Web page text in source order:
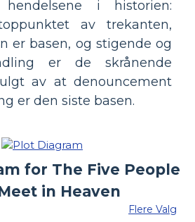
i historien:
av trekanten,
er basen, og stigende og
er de skrånende
av at denouncement
er den siste basen.
Flere Valg